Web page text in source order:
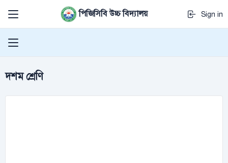
পিজিসিবি উচ্চ বিদ্যালয় Sign in
দশম শ্রেণি